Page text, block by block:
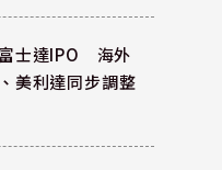
士達IPO 海外
美利達同步調整